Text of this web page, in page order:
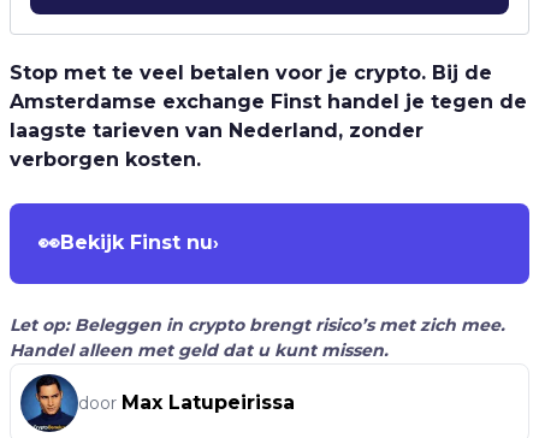
Stop met te veel betalen voor je crypto. Bij de
Amsterdamse exchange Finst handel je tegen de
laagste tarieven van Nederland, zonder
verborgen kosten.
👀Bekijk Finst nu›
Let op: Beleggen in crypto brengt risico’s met zich mee.
Handel alleen met geld dat u kunt missen.
door Max Latupeirissa